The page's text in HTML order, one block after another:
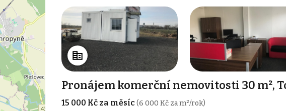
Pronájem komerční nemovitosti 30 m²,
15 000 Kč za měsíc(6 000 Kč za m²/rok)